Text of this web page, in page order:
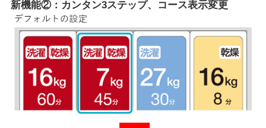
新機能②：カンタン3ステップ、コース表示変更